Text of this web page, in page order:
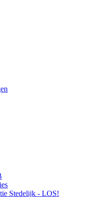
Stedelijk - LOS!